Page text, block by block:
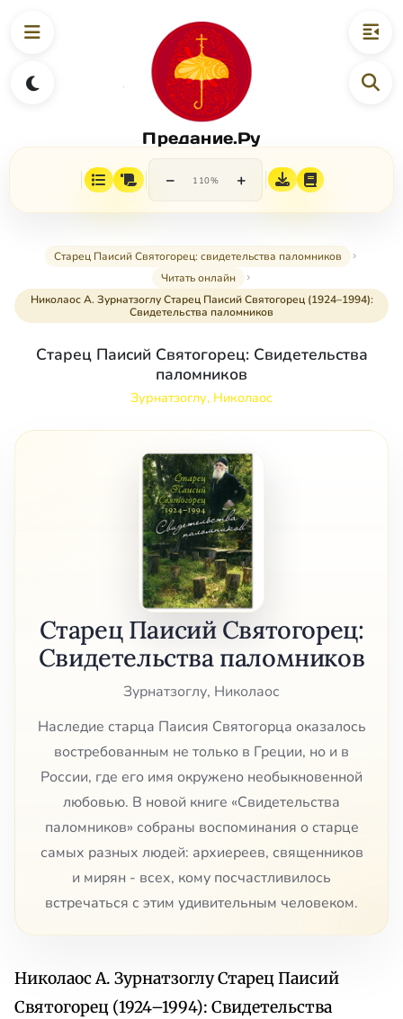
Предание.Ру
− 110% +
Старец Паисий Святогорец: свидетельства паломников
Читать онлайн
Николаос А. Зурнатзоглу Старец Паисий Святогорец (1924–1994):
Свидетельства паломников
Старец Паисий Святогорец: Свидетельства
паломников
Зурнатзоглу, Николаос
Старец Паисий Святогорец:
Свидетельства паломников
Зурнатзоглу, Николаос
Наследие старца Паисия Святогорца оказалось
востребованным не только в Греции, но и в
России, где его имя окружено необыкновенной
любовью. В новой книге «Свидетельства
паломников» собраны воспоминания о старце
самых разных людей: архиереев, священников
и мирян - всех, кому посчастливилось
встречаться с этим удивительным человеком.
Николаос А. Зурнатзоглу Старец Паисий
Святогорец (1924–1994): Свидетельства